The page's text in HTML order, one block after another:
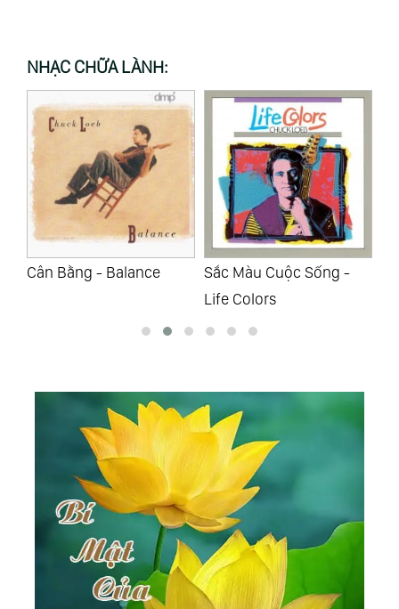
NHẠC CHỮA LÀNH:
Sắc Màu Cuộc Sống -
Địa Trung Hải -
Mediterranean